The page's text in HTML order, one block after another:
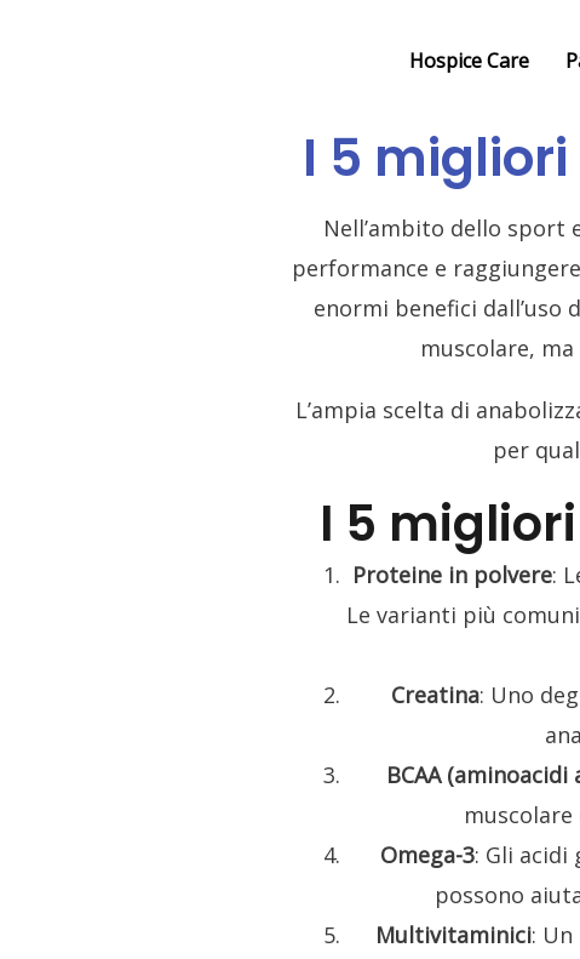
Hospice Care
I 5
Nell’ambito dello sport
performance e
enormi benefici
muscolare,
L’ampia scelta di
per
I 5
Proteine in polvere:
Le varianti più
Creatina: Uno
BCAA
Omega-3: Gli acidi
possono
Multivitaminici: